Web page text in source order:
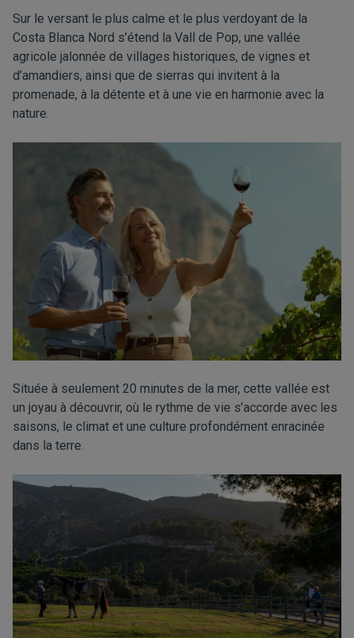
Sur le versant le plus calme et le plus verdoyant de la
Costa Blanca Nord s’étend la Vall de Pop, une vallée
agricole jalonnée de villages historiques, de vignes et
d’amandiers, ainsi que de sierras qui invitent à la
promenade, à la détente et à une vie en harmonie avec la
nature.
Située à seulement 20 minutes de la mer, cette vallée est
un joyau à découvrir, où le rythme de vie s’accorde avec les
saisons, le climat et une culture profondément enracinée
dans la terre.